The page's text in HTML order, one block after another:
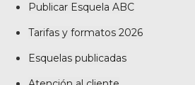
Publicar Esquela ABC
Tarifas y formatos 2026
Esquelas publicadas